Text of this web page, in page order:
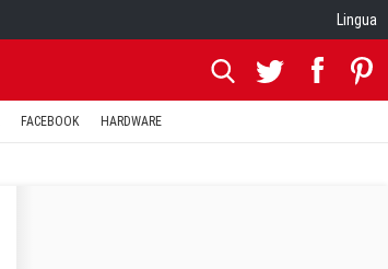
Lingua
FACEBOOK HARDWARE